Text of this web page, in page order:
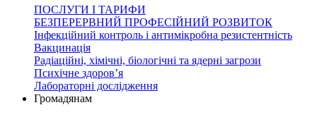
ПОСЛУГИ І ТАРИФИ
БЕЗПЕРЕРВНИЙ ПРОФЕСІЙНИЙ РОЗВИТОК
Інфекційний контроль і антимікробна резистентність
Вакцинація
Радіаційні, хімічні, біологічні та ядерні загрози
Психічне здоров’я
Лабораторні дослідження
Громадянам